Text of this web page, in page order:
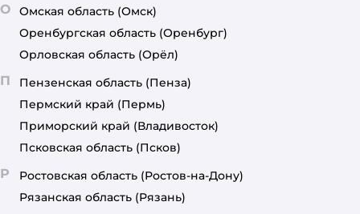
О Омская область (Омск)
Оренбургская область (Оренбург)
Орловская область (Орёл)
П Пензенская область (Пенза)
Пермский край (Пермь)
Приморский край (Владивосток)
Псковская область (Псков)
Р Ростовская область (Ростов-на-Дону)
Рязанская область (Рязань)